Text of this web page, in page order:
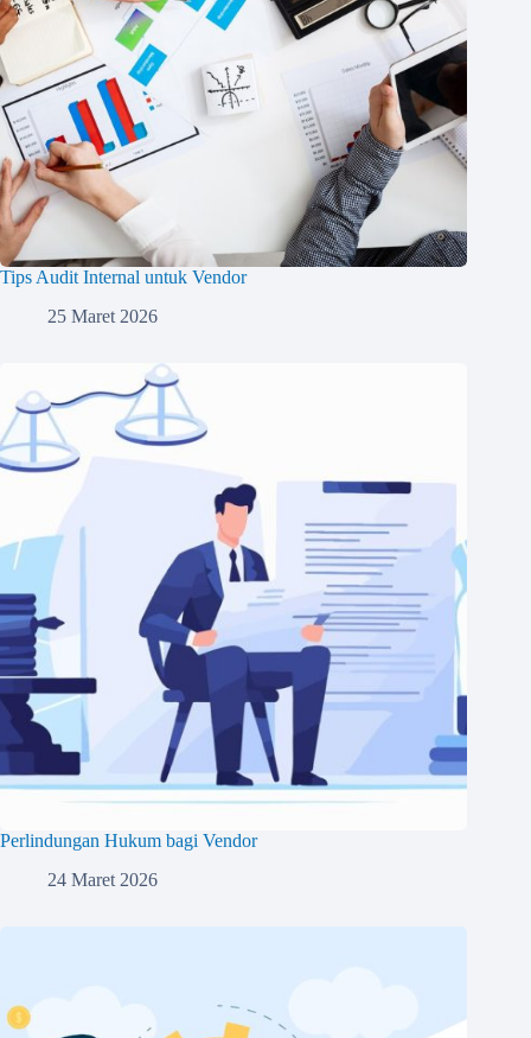
Tips Audit Internal untuk Vendor
25 Maret 2026
Perlindungan Hukum bagi Vendor
24 Maret 2026